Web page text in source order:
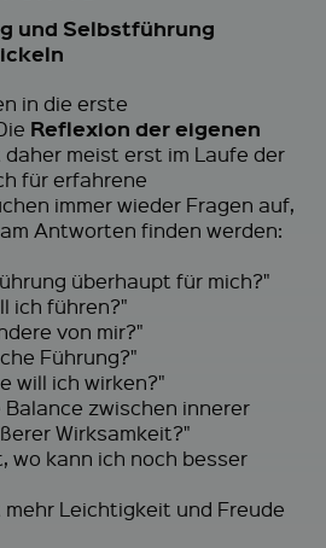
und Selbstführung
in die erste
Reflexion der eigenen
daher meist erst im Laufe der
für erfahrene
immer wieder Fragen auf,
Antworten finden werden:
überhaupt für mich?"
ich führen?"
von mir?"
Führung?"
will ich wirken?"
Balance zwischen innerer
Wirksamkeit?"
wo kann ich noch besser
mehr Leichtigkeit und Freude